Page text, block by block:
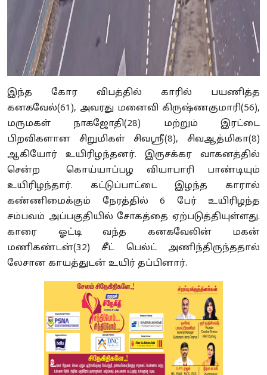
இந்த கோர விபத்தில் காரில் பயணித்த
கனகவேல்(61), அவரது மனைவி கிருஷ்ணகுமாரி(56),
மருமகள் நாகஜோதி(28) மற்றும் இரட்டை
பிறவிகளான சிறுமிகள் சிவஸ்ரீ(8), சிவஆத்மிகா(8)
ஆகியோர் உயிரிழந்தனர். இருசக்கர வாகனத்தில்
சென்ற கொய்யாப்பழ வியாபாரி பாண்டியும்
உயிரிழந்தார். கட்டுப்பாட்டை இழந்த காரால்
கண்ணிமைக்கும் நேரத்தில் 6 பேர் உயிரிழந்த
சம்பவம் அப்பகுதியில் சோகத்தை ஏற்படுத்தியுள்ளது.
காரை ஓட்டி வந்த கனகவேலின் மகன்
மணிகண்டன்(32) சீட் பெல்ட் அணிந்திருந்ததால்
லேசான காயத்துடன் உயிர் தப்பினார்.